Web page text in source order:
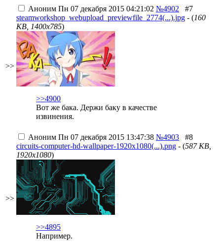
>>
Аноним Пн 07 декабря 2015 04:21:02 №4902
#7
steamworkshop_webupload_previewfile_2774(...).jpg - (160
KB, 1400x785)
>>4900
Вот же бака. Держи баку в качестве
извинения.
>>
Аноним Пн 07 декабря 2015 13:47:38 №4903
#8
circuits-computer-hd-wallpaper-1920x1080(...).png - (587 KB,
1920x1080)
>>4895
Например.